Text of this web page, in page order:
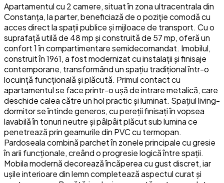
Apartamentul cu 2 camere, situat în zona ultracentrala din
Constanța, la parter, beneficiază de o poziție comodă cu
acces direct la spații publice și mijloace de transport. Cu o
suprafață utilă de 48 mp și construită de 57 mp, oferă un
confort 1 în compartimentare semidecomandat. Imobilul,
construit în 1961, a fost modernizat cu instalații și finisaje
contemporane, transformând un spațiu tradițional într-o
locuință funcțională și plăcută. Primul contact cu
apartamentul se face printr-o ușă de intrare metalică, care
deschide calea către un hol practic și luminat. Spațiul living-
dormitor se întinde generos, cu pereții finisați în vopsea
lavabilă în tonuri neutre și pâlpâit plăcut sub lumina ce
penetrează prin geamurile din PVC cu termopan.
Pardoseala combină parchet în zonele principale cu gresie
în arii funcționale, creând o progresie logică între spații.
Mobila modernă decorează încăperea cu gust discret, iar
ușile interioare din lemn completează aspectul curat și